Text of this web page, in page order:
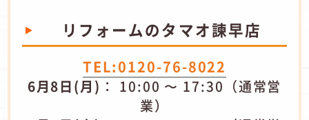
リフォームのタマオ​諫早店
TEL:0120-76-8022
6月8日(月) ： 10:00 〜 17:30（通常営
業）